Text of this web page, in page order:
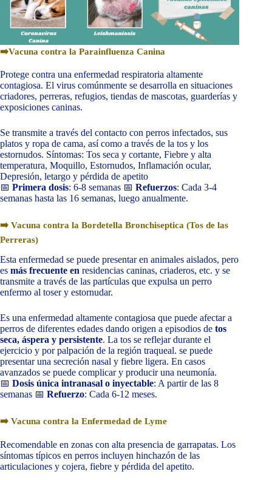
➡️Vacuna contra la Parainfluenza Canina
Protege contra una enfermedad respiratoria altamente
contagiosa. El virus comúnmente se desarrolla en situaciones
criadores, perreras, refugios, tiendas de mascotas, guarderías y
exposiciones caninas.
Se transmite a través del contacto con perros infectados, sus
platos y ropa de cama, así como a través de la tos y los
estornudos. Síntomas: Tos seca y cortante, Fiebre y alta
temperatura, Moquillo, Estornudos, Inflamación ocular,
Depresión, letargo y pérdida de apetito
📅 Primera dosis: 6-8 semanas 📅 Refuerzos: Cada 3-4
semanas hasta las 16 semanas, luego anualmente.
➡️ Vacuna contra la Bordetella Bronchiseptica (Tos de las
Perreras)
Esta enfermedad se puede presentar en animales aislados, pero
es más frecuente en residencias caninas, criaderos, etc. y se
transmite a través de las partículas que expulsa un perro
enfermo al toser y estornudar.
Es una enfermedad altamente contagiosa que puede afectar a
perros de diferentes edades dando origen a episodios de tos
seca, áspera y persistente. La tos se reflejar durante el
ejercicio y por palpación de la región traqueal. se puede
presentar una secreción nasal y fiebre ligera. En casos
avanzados se puede complicar y producir una neumonía.
📅 Dosis única intranasal o inyectable: A partir de las 8
semanas 📅 Refuerzo: Cada 6-12 meses.
➡️ Vacuna contra la Enfermedad de Lyme
Recomendable en zonas con alta presencia de garrapatas. Los
síntomas típicos en perros incluyen hinchazón de las
articulaciones y cojera, fiebre y pérdida del apetito.